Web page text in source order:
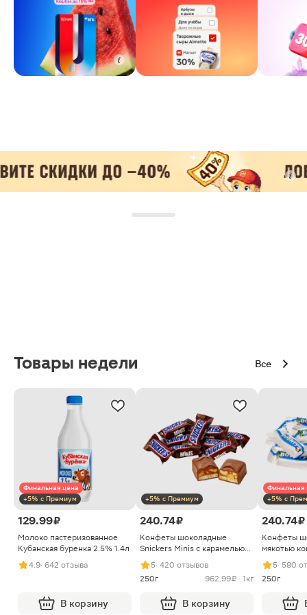
Товары недели Все
Финальная цена
+5% с Премиум
129.99 ₽
Молоко пастеризованное
Кубанская буренка 2.5% 1.4л
4.9· 642 отзыва
В корзину
+5% с Премиум
240.74 ₽
Конфеты шоколадные
Snickers Minis с карамелью
арахисом и нугой
5· 420 отзывов
250г
962.99 ₽ · 1кг
В корзину
Финальная
+5% с
240.74 ₽
Конфеты
мякотью
5· 580
250г